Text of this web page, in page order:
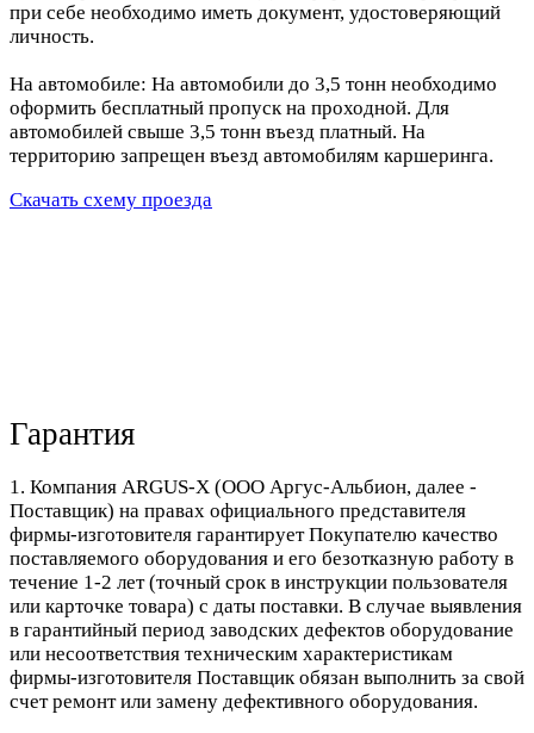
при себе необходимо иметь документ, удостоверяющий
личность.
На автомобиле: На автомобили до 3,5 тонн необходимо
оформить бесплатный пропуск на проходной. Для
автомобилей свыше 3,5 тонн въезд платный. На
территорию запрещен въезд автомобилям каршеринга.
Скачать схему проезда
Гарантия
1. Компания ARGUS-X (ООО Аргус-Альбион, далее -
Поставщик) на правах официального представителя
фирмы-изготовителя гарантирует Покупателю качество
поставляемого оборудования и его безотказную работу в
течение 1-2 лет (точный срок в инструкции пользователя
или карточке товара) с даты поставки. В случае выявления
в гарантийный период заводских дефектов оборудование
или несоответствия техническим характеристикам
фирмы-изготовителя Поставщик обязан выполнить за свой
счет ремонт или замену дефективного оборудования.